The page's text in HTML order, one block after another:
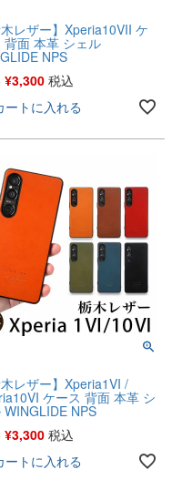
木レザー】Xperia10VII ケ
背面 本革 シェル
NPS
¥3,300 税込
ートに入れる
木レザー】Xperia1VI /
ケース 背面 本革 シ
WINGLIDE NPS
¥3,300 税込
ートに入れる